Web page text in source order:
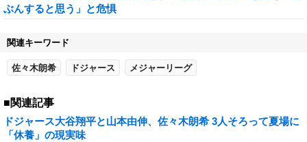
ぶんすると思う」と危惧
関連キーワード
佐々木朗希 ドジャース メジャーリーグ
■関連記事
ドジャース大谷翔平と山本由伸、佐々木朗希 3人そろって夏場に
「休養」の現実味